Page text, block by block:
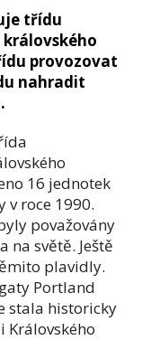
třídu
provozovat
nahradit
16 jednotek
roce 1990.
považovány
světě. Ještě
plavidly.
Portland
stala historicky
Královského